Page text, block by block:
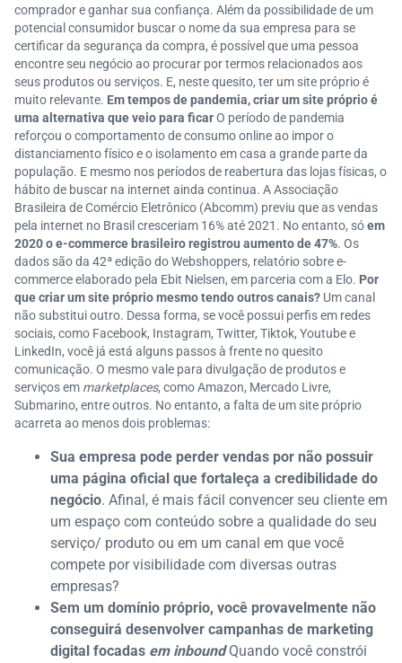
comprador e ganhar sua confiança. Além da possibilidade de um
potencial consumidor buscar o nome da sua empresa para se
certificar da segurança da compra, é possível que uma pessoa
encontre seu negócio ao procurar por termos relacionados aos
seus produtos ou serviços. E, neste quesito, ter um site próprio é
muito relevante. Em tempos de pandemia, criar um site próprio é
uma alternativa que veio para ficarO período de pandemia
reforçou o comportamento de consumo online ao impor o
distanciamento físico e o isolamento em casa a grande parte da
população. E mesmo nos períodos de reabertura das lojas físicas, o
hábito de buscar na internet ainda continua. A Associação
Brasileira de Comércio Eletrônico (Abcomm) previu que as vendas
pela internet no Brasil cresceriam 16% até 2021. No entanto, sóem
2020 o e-commerce brasileiro registrou aumento de 47%. Os
dados são da 42ª edição do Webshoppers, relatório sobre e-
commerce elaborado pela Ebit Nielsen, em parceria com a Elo. Por
que criar um site próprio mesmo tendo outros canais? Um canal
não substitui outro. Dessa forma, se você possui perfis em redes
sociais, como Facebook, Instagram, Twitter, Tiktok, Youtube e
LinkedIn, você já está alguns passos à frente no quesito
comunicação. O mesmo vale para divulgação de produtos e
serviços em marketplaces, como Amazon, Mercado Livre,
Submarino, entre outros. No entanto, a falta de um site próprio
acarreta ao menos dois problemas:
Sua empresa pode perder vendas por não possuir
uma página oficial que fortaleça a credibilidade do
negócio. Afinal, é mais fácil convencer seu cliente em
um espaço com conteúdo sobre a qualidade do seu
serviço/ produto ou em um canal em que você
compete por visibilidade com diversas outras
empresas?
Sem um domínio próprio, você provavelmente não
conseguirá desenvolver campanhas de marketing
digital focadas em inboundQuando você constrói